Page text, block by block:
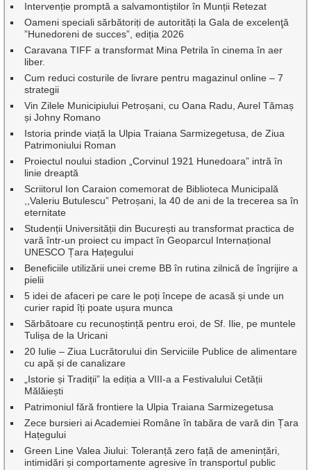
Intervenție promptă a salvamontiștilor în Munții Retezat
Oameni speciali sărbătoriți de autorități la Gala de excelenţă
”Hunedoreni de succes”, ediția 2026
Caravana TIFF a transformat Mina Petrila în cinema în aer
liber.
Cum reduci costurile de livrare pentru magazinul online – 7
strategii
Vin Zilele Municipiului Petroșani, cu Oana Radu, Aurel Tămaș
și Johny Romano
Istoria prinde viață la Ulpia Traiana Sarmizegetusa, de Ziua
Patrimoniului Roman
Proiectul noului stadion „Corvinul 1921 Hunedoara” intră în
linie dreaptă
Scriitorul Ion Caraion comemorat de Biblioteca Municipală
,,Valeriu Butulescu” Petroșani, la 40 de ani de la trecerea sa în
eternitate
Studenții Universității din București au transformat practica de
vară într-un proiect cu impact în Geoparcul Internațional
UNESCO Țara Hațegului
Beneficiile utilizării unei creme BB în rutina zilnică de îngrijire a
pielii
5 idei de afaceri pe care le poți începe de acasă și unde un
curier rapid îți poate ușura munca
Sărbătoare cu recunoștință pentru eroi, de Sf. Ilie, pe muntele
Tulișa de la Uricani
20 Iulie – Ziua Lucrătorului din Serviciile Publice de alimentare
cu apă și de canalizare
„Istorie și Tradiții” la ediția a VIII-a a Festivalului Cetății
Mălăiești
Patrimoniul fără frontiere la Ulpia Traiana Sarmizegetusa
Zece bursieri ai Academiei Române în tabăra de vară din Țara
Hațegului
Green Line Valea Jiului: Toleranță zero față de amenințări,
intimidări și comportamente agresive în transportul public